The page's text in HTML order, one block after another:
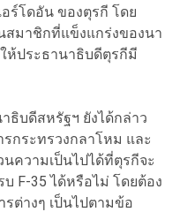
ร์โดอัน ของตุรกี โดย
มาชิกที่แข็งแกร่งของนา
ห้ประธานาธิบดีตุรกีมี
ธิบดีสหรัฐฯ ยังได้กล่าว
รกระทรวงกลาโหม และ
ความเป็นไปได้ที่ตุรกีจะ
F-35 ได้หรือไม่ โดยต้อง
ต่างๆ เป็นไปตามข้อ